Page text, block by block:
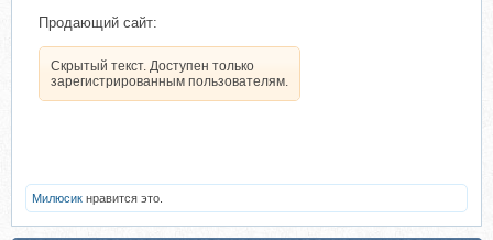
Продающий сайт:
Скрытый текст. Доступен только
зарегистрированным пользователям.
Милюсик нравится это.